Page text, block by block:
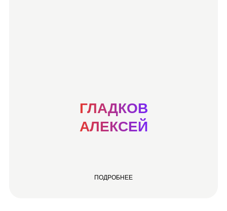
ГЛАДКОВ
АЛЕКСЕЙ
ПОДРОБНЕЕ